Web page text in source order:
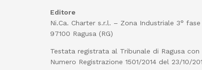
Editore
Ni.Ca. Charter s.r.l. – Zona Industriale 3°
97100 Ragusa (RG)
Testata registrata al Tribunale di Ragusa con
Numero Registrazione 1501/2014 del 23/10/